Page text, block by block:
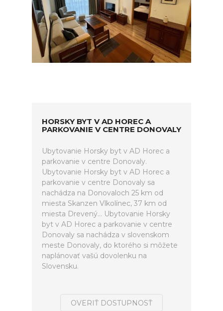
HORSKY BYT V AD HOREC A
PARKOVANIE V CENTRE DONOVALY
Ubytovanie Horsky byt v AD Horec a
parkovanie v centre Donovaly.
Ubytovanie Horsky byt v AD Horec a
parkovanie v centre Donovaly sa
nachádza na Donovaloch 25 km od
miesta Skanzen Vlkolínec, 37 km od
miesta Drevený... Ubytovanie Horsky
byt v AD Horec a parkovanie v centre
Donovaly sa nachádza v slovenskom
meste Donovaly, do ktorého si môžete
naplánovať vašú dovolenku na
Slovensku.
OVERIŤ DOSTUPNOSŤ